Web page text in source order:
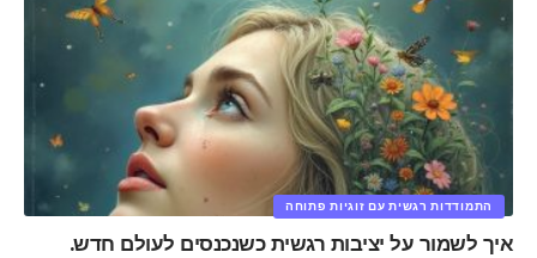
התמודדות רגשית עם זוגיות פתוחה
איך לשמור על יציבות רגשית כשנכנסים לעולם חדש.